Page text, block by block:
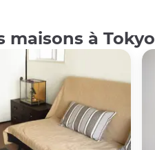
maisons à Tokyo